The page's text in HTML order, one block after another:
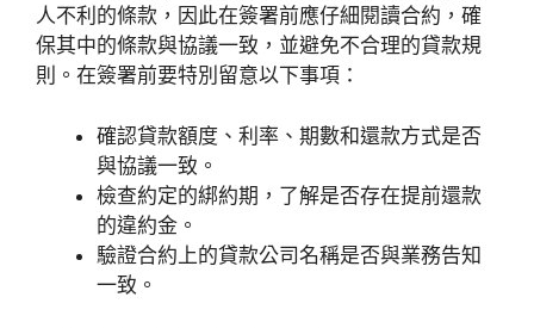
人不利的條款，因此在簽署前應仔細閱讀合約，確
保其中的條款與協議一致，並避免不合理的貸款規
則。在簽署前要特別留意以下事項：
確認貸款額度、利率、期數和還款方式是否
與協議一致。
檢查約定的綁約期，了解是否存在提前還款
的違約金。
驗證合約上的貸款公司名稱是否與業務告知
一致。